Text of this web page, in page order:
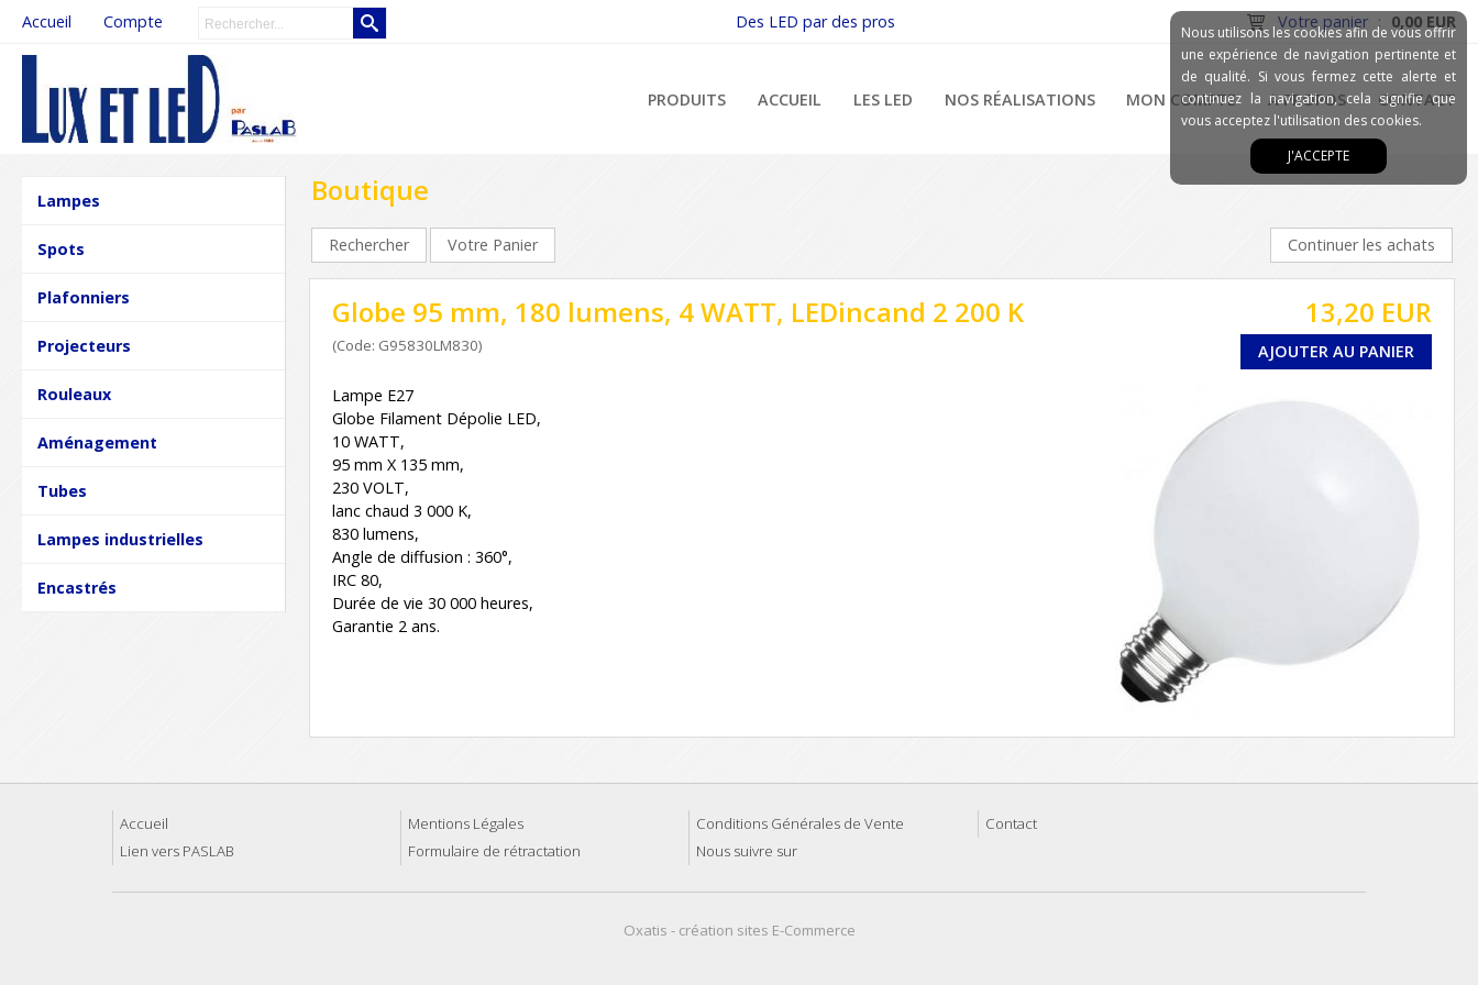
Accueil Compte Votre panier : 0,00 EUR
Des LED par des pros
PRODUITS ACCUEIL LES LED NOS RÉALISATIONS MON COMPTE A PROPOS CONTACT
Lampes
Spots
Plafonniers
Projecteurs
Rouleaux
Aménagement
Tubes
Lampes industrielles
Encastrés
Boutique
Rechercher Votre Panier Continuer les achats
Globe 95 mm, 180 lumens, 4 WATT, LEDincand 2 200 K
(Code: G95830LM830)
13,20 EUR
AJOUTER AU PANIER
Lampe E27
Globe Filament Dépolie LED,
10 WATT,
95 mm X 135 mm,
230 VOLT,
lanc chaud 3 000 K,
830 lumens,
Angle de diffusion : 360°,
IRC 80,
Durée de vie 30 000 heures,
Garantie 2 ans.
Accueil Mentions Légales Conditions Générales de Vente
Contact
Lien vers PASLAB
Formulaire de rétractation Nous suivre sur
Oxatis - création sites E-Commerce
Nous utilisons les cookies afin de vous offrir
une expérience de navigation pertinente et
de qualité. Si vous fermez cette alerte et
continuez la navigation, cela signifie que
vous acceptez l'utilisation des cookies.
J'ACCEPTE